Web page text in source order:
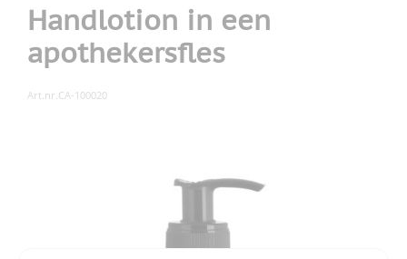
Handlotion in een
apothekersfles
Art.nr. CA-100020